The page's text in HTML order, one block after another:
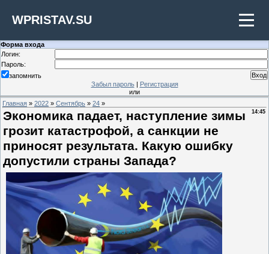
WPRISTAV.SU
Форма входа
Логин:
Пароль:
запомнить
Забыл пароль| Регистрация
или
Главная » 2022 » Сентябрь » 24 »
14:45
Экономика падает, наступление зимы
грозит катастрофой, а санкции не
приносят результата. Какую ошибку
допустили страны Запада?